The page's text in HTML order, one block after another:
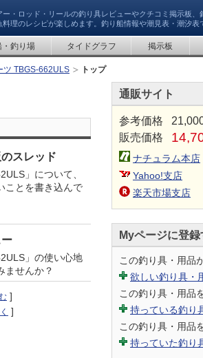
ー・ロッド・リールの釣り具レビューやクチコミ掲示板
料理のレシピが楽しめます。釣り船情報や潮見表・潮汐表
・釣り場 タイドグラフ 掲示板
ツ TBGS-662ULS トップ
スレッド
」について、
ことを書き込んで
」の使い心地
ませんか？
]
]
通販サイト
参考価格
販売価格
ナチュラム本店
Yahoo!支店
楽天市場支店
Myページに登録
この釣り具・用品
欲しい釣り具・
この釣り具・用品
持っている釣り
この釣り具・用品
持っていた釣り